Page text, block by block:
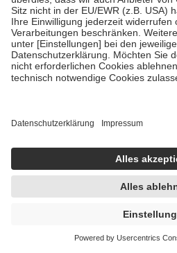
mit Ausnahme der Fahrkosten
• Untersuchungen zur Vorsorge und
GKV getragen werden
• empfohlenen Schutzimpfungen
• Harn- und Blutteststreifen
getroffen, um sicherzustellen, dass es
https://help.etrusted.com/hc/de/
Einige Bilder und Inhalte wurden